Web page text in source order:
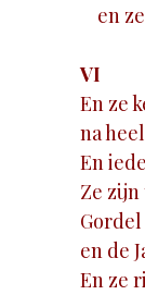
en
VI
En ze
na
En
Ze
en de
En ze